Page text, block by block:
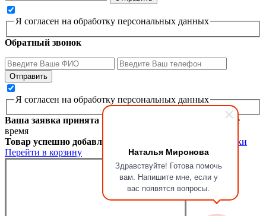
Наталья Миронова
Здравствуйте! Готова помочь
вам. Напишите мне, если у
вас появятся вопросы.
Я согласен на обработку персональных данных
Обратный звонок
Я согласен на обработку персональных данных
Ваша заявка принята Мы перезвоним вам в ближайшее
время
Товар успешно добавлен в корзину
Продолжить покупки
Перейти в корзину